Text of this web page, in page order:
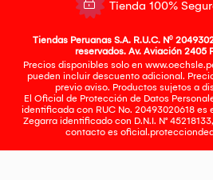
Tienda 100%
Tiendas Peruanas S.A. R.U.C. Nº
reservados. Av. Aviación 2405
Precios disponibles solo en
pueden incluir descuento adicional.
previo aviso. Productos sujetos a
El Oficial de Protección de Datos
identificada con RUC No. 20493020618 es
Zegarra identificado con D.N.I. N°
contacto es